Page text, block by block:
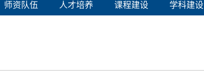
师资队伍 人才培养 课程建设 学科建设